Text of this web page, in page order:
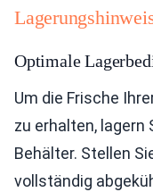
Optimale
Um die Frische
zu erhalten,
Behälter. Stellen
vollständig